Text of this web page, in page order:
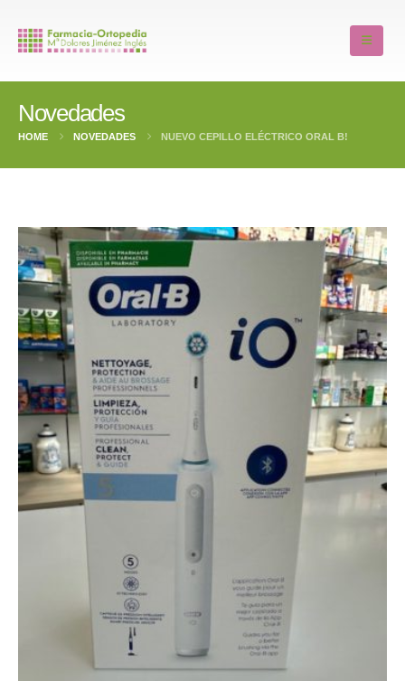
Novedades
HOME NOVEDADES NUEVO CEPILLO ELÉCTRICO ORAL B!